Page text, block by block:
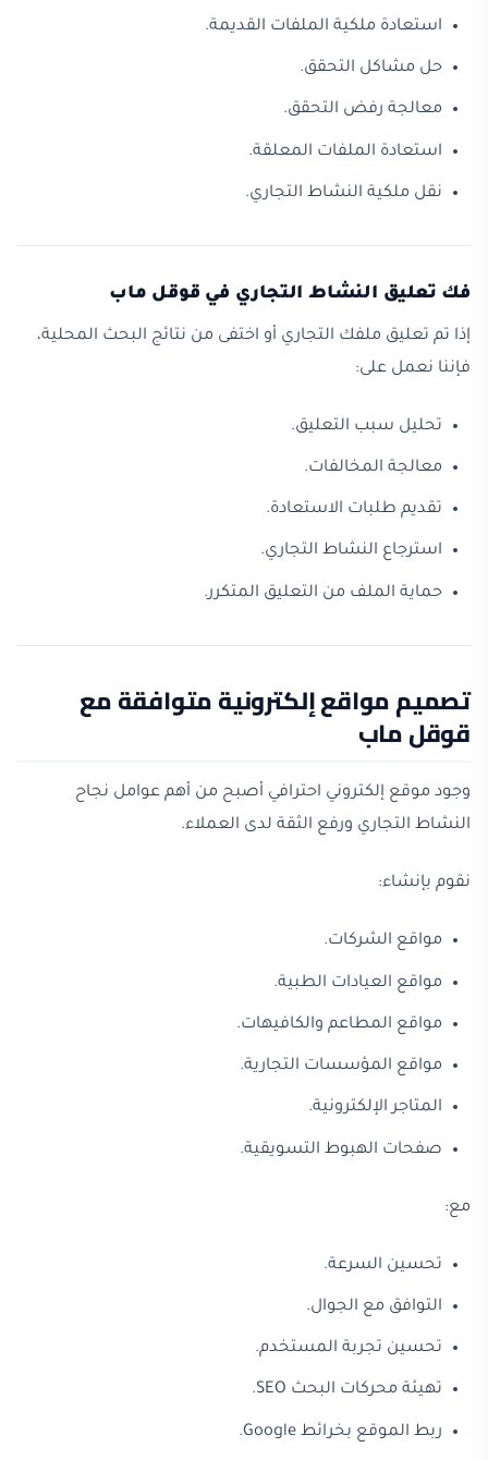
استعادة ملكية الملفات القديمة.
حل مشاكل التحقق.
معالجة رفض التحقق.
استعادة الملفات المعلقة.
نقل ملكية النشاط التجاري.
فك تعليق النشاط التجاري في قوقل ماب
إذا تم تعليق ملفك التجاري أو اختفى من نتائج البحث المحلية،
فإننا نعمل على:
تحليل سبب التعليق.
معالجة المخالفات.
تقديم طلبات الاستعادة.
استرجاع النشاط التجاري.
حماية الملف من التعليق المتكرر.
تصميم مواقع إلكترونية متوافقة مع
قوقل ماب
وجود موقع إلكتروني احترافي أصبح من أهم عوامل نجاح
النشاط التجاري ورفع الثقة لدى العملاء.
نقوم بإنشاء:
مواقع الشركات.
مواقع العيادات الطبية.
مواقع المطاعم والكافيهات.
مواقع المؤسسات التجارية.
المتاجر الإلكترونية.
صفحات الهبوط التسويقية.
مع:
تحسين السرعة.
التوافق مع الجوال.
تحسين تجربة المستخدم.
تهيئة محركات البحث SEO.
ربط الموقع بخرائط Google.